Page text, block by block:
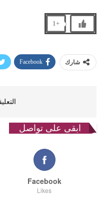
+1
شارك Facebook
ابقى على تواصل
Facebook
Likes